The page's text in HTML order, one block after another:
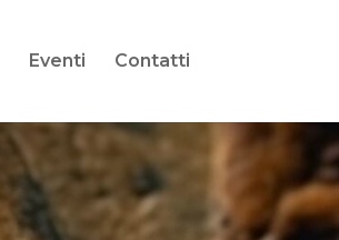
Eventi Contatti